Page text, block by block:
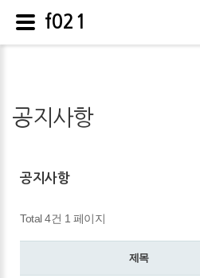
공지사항
공지사항
Total 4건 1 페이지
제목
f021